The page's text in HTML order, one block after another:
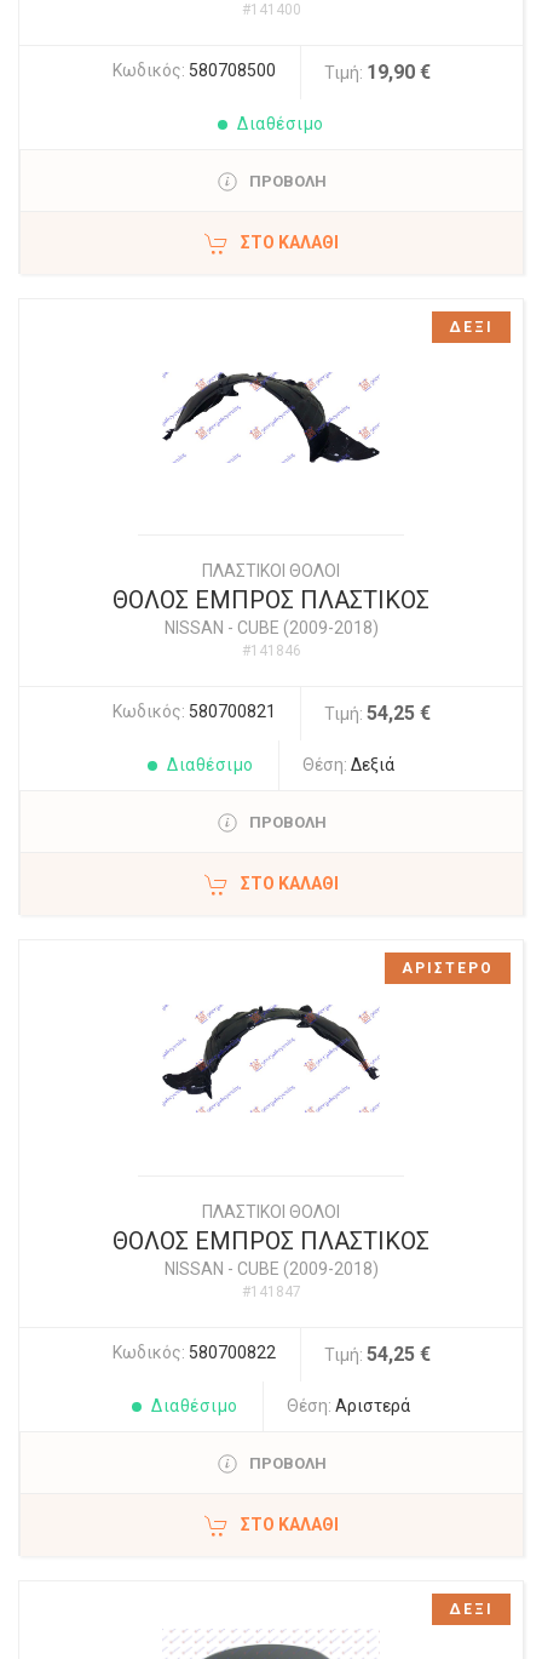
#141400
Κωδικός: 580708500 Τιμή: 19,90 €
Διαθέσιμο
ΠΡΟΒΟΛΗ
ΣΤΟ ΚΑΛΆΘΙ
ΠΛΑΣΤΙΚΟΙ ΘΟΛΟΙ
ΘΟΛΟΣ ΕΜΠΡΟΣ ΠΛΑΣΤΙΚΟΣ
NISSAN - CUBE (2009-2018)
#141846
Κωδικός: 580700821 Τιμή: 54,25 €
Διαθέσιμο Θέση: Δεξιά
ΠΡΟΒΟΛΗ
ΣΤΟ ΚΑΛΆΘΙ
ΔΕΞΙ
ΠΛΑΣΤΙΚΟΙ ΘΟΛΟΙ
ΘΟΛΟΣ ΕΜΠΡΟΣ ΠΛΑΣΤΙΚΟΣ
NISSAN - CUBE (2009-2018)
#141847
Κωδικός: 580700822 Τιμή: 54,25 €
Διαθέσιμο Θέση: Αριστερά
ΠΡΟΒΟΛΗ
ΣΤΟ ΚΑΛΆΘΙ
ΑΡΙΣΤΕΡΟ
ΔΕΞΙ